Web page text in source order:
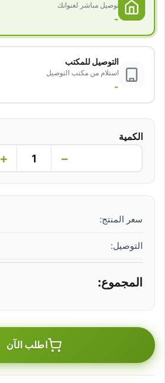
توصيل مباشر لعنوانك
-
التوصيل للمكتب
استلام من مكتب التوصيل
-
الكمية
−
+
سعر المنتج:
التوصيل:
المجموع:
اطلب الآن